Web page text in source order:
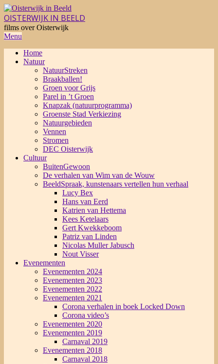
Skip
to
content
OISTERWIJK IN BEELD
films over Oisterwijk
Primary
Menu
Menu
Home
Natuur
NatuurStreken
Braakballen!
Groen voor Grijs
Parel in ’t Groen
Knapzak (natuurprogramma)
Groenste Stad Verkiezing
Natuurgebieden
Vennen
Stromen
DEC Oisterwijk
Cultuur
BuitenGewoon
De verhalen van Wim van de Wouw
BeeldSpraak, kunstenaars vertellen hun verhaal
Lucy Bex
Hans van Eerd
Katrien van Hettema
Kees Ketelaars
Gert Kwekkeboom
Patriz van Linden
Nicolas Muller Jabusch
Nout Visser
Evenementen
Evenementen 2024
Evenementen 2023
Evenementen 2022
Evenementen 2021
Corona verhalen in boek Locked Down
Corona video’s
Evenementen 2020
Evenementen 2019
Carnaval 2019
Evenementen 2018
Carnaval 2018